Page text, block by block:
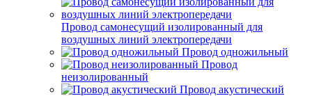
Провод самонесущий изолированный для
воздушных линий электропередачи
Провод одножильный
Провод
неизолированный
Провод акустический